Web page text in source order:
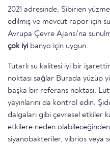
2021 adresinde, Sibirien
edilmiş ve mevcut rapor için
Avrupa Çevre Ajansı'na
çok iyi banyo için uygun.
Tutarlı su kalitesi iyi bir
noktası sağlar Burada yüzüp
başka bir referans noktası.
yayınlarını da kontrol edin,
dalgaları gibi çevresel etkiler
etkilere neden olabileceğinden
siyanobakteriler, vibrios veya